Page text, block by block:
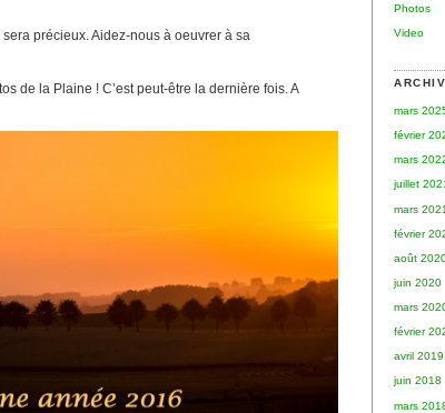
Photos
Video
mars
février
mars
juillet
mars 2021
février
août
juin 2020
mars
février
avril 2019
juin 2018
mars
précieux. Aidez-nous à oeuvrer à sa
de la Plaine ! C’est peut-être la dernière fois. A